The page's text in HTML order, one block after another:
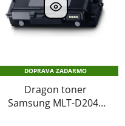
DOPRAVA ZADARMO
Dragon toner
Samsung MLT-D204E